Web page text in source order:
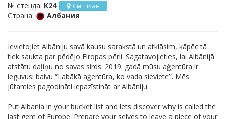
№ стенда: K24 См. план
Страна: Албания
Ievietojiet Albāniju savā kausu sarakstā un atklāsim, kāpēc tā
tiek saukta par pēdējo Eiropas pērli. Sagatavojieties, lai Albānijā
atstātu daļiņu no savas sirds. 2019. gadā mūsu aģentūra ir
ieguvusi balvu “Labākā aģentūra, ko vada sieviete”. Mēs
jūtamies pagodināti iepazīstināt ar Albāniju.
Put Albania in your bucket list and lets discover why is called the
last gem of Europe. Prepare your selves to leave a piece of your